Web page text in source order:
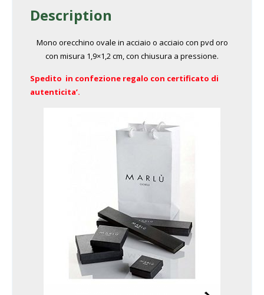
Description
Mono orecchino ovale in acciaio o acciaio con pvd oro
con misura 1,9×1,2 cm, con chiusura a pressione.
Spedito in confezione regalo con certificato di
autenticita’.